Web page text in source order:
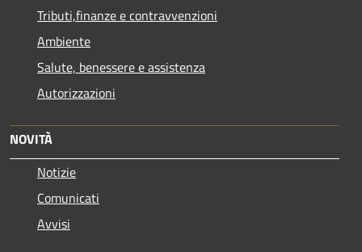
Tributi,finanze e contravvenzioni
Ambiente
Salute, benessere e assistenza
Autorizzazioni
NOVITÀ
Notizie
Comunicati
Avvisi